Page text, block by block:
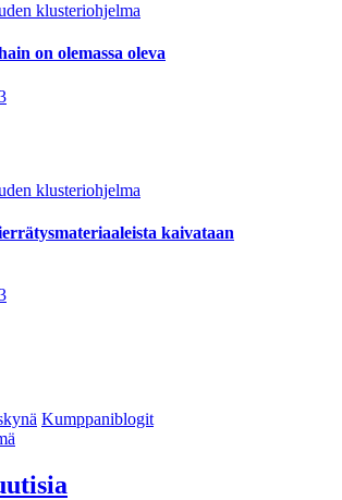
klusteriohjelma
on olemassa oleva
klusteriohjelma
kaivataan
Kumppaniblogit